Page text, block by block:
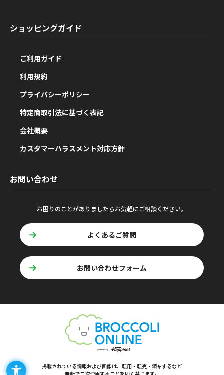
ショッピングガイド
ご利用ガイド
利用規約
プライバシーポリシー
特定商取引法に基づく表記
会社概要
カスタマーハラスメント対応方針
お問い合わせ
お困りのことがありましたらお気軽にご相談ください。
よくあるご質問
お問い合わせフォーム
掲載されている情報および画像は、転用・転売・頒布するなど
無断で二次使用することを固く禁じます。